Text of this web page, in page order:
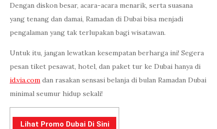
Dengan diskon besar, acara-acara menarik, serta suasana
yang tenang dan damai, Ramadan di Dubai bisa menjadi
pengalaman yang tak terlupakan bagi wisatawan.
Untuk itu, jangan lewatkan kesempatan berharga ini! Segera
pesan tiket pesawat, hotel, dan paket tur ke Dubai hanya di
id.via.com dan rasakan sensasi belanja di bulan Ramadan Dubai
minimal seumur hidup sekali!
Lihat Promo Dubai Di Sini